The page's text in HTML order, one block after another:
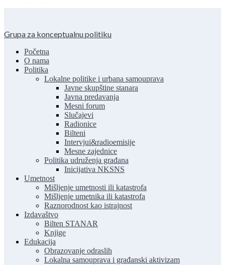
Grupa za konceptualnu politiku
Početna
O nama
Politika
Lokalne politike i urbana samouprava
Javne skupštine stanara
Javna predavanja
Mesni forum
Slučajevi
Radionice
Bilteni
Intervjui&radioemisije
Mesne zajednice
Politika udruženja građana
Inicijativa NKSNS
Umetnost
Mišljenje umetnosti ili katastrofa
Mišljenje umetnika ili katastrofa
Raznorodnost kao istrajnost
Izdavaštvo
Bilten STANAR
Knjige
Edukacija
Obrazovanje odraslih
Lokalna samouprava i građanski aktivizam